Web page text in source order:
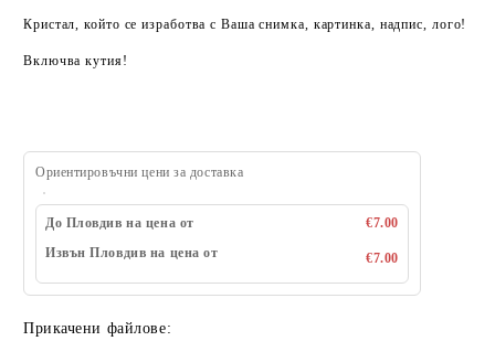
Кристал, който се изработва с Ваша снимка, картинка, надпис, лого!
Включва кутия!
Ориентировъчни цени за доставка
До Пловдив на цена от
€7.00
Извън Пловдив на цена от
€7.00
Прикачени файлове: